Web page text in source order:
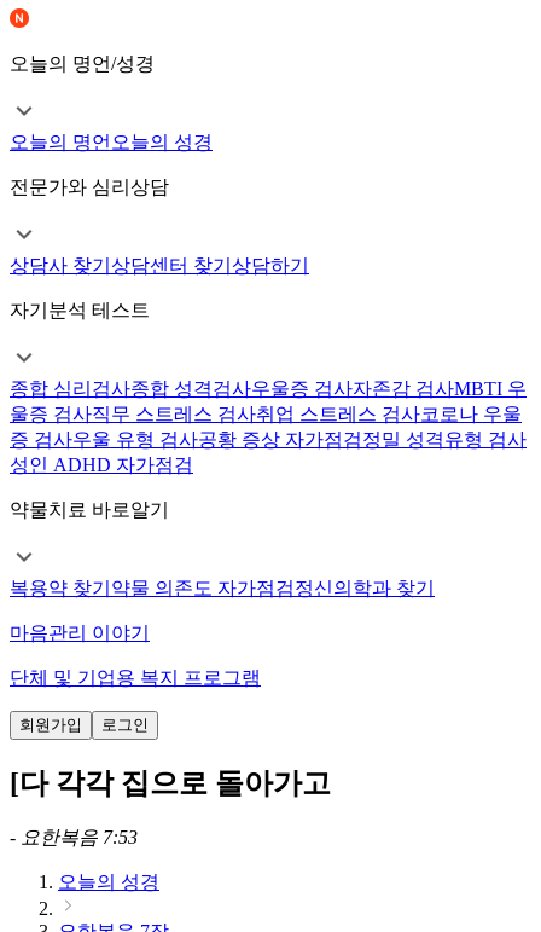
오늘의 명언/성경
오늘의 명언 오늘의 성경
전문가와 심리상담
상담사 찾기 상담센터 찾기 상담하기
자기분석 테스트
종합 심리검사종합 성격검사우울증 검사자존감 검사MBTI 우
울증 검사직무 스트레스 검사취업 스트레스 검사코로나 우울
증 검사우울 유형 검사공황 증상 자가점검정밀 성격유형 검사
성인 ADHD 자가점검
약물치료 바로알기
복용약 찾기 약물 의존도 자가점검정신의학과 찾기
마음관리 이야기
단체 및 기업용 복지 프로그램
회원가입 로그인
[다 각각 집으로 돌아가고
- 요한복음 7:53
오늘의 성경